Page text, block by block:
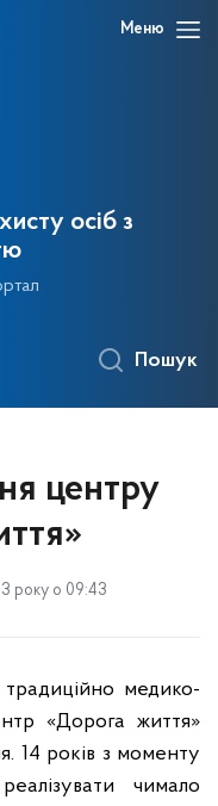
Меню
осіб з
Пошук
центру
року о 09:43
медико-
«Дорога життя»
14 років з моменту
чимало